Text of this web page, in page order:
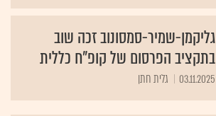
גליקמן-שמיר-סמסונוב זכה שוב
בתקציב הפרסום של קופ"ח כללית
03.11.2025 גלית חתן